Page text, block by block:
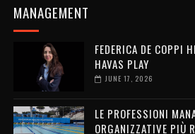
MANAGEMENT
FEDERICA DE COPPI
HAVAS PLAY
JUNE 17, 2026
LE PROFESSIONI
ORGANIZZATIVE PIÙ